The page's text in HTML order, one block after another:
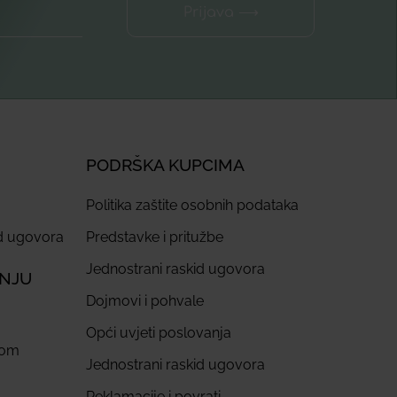
ugovora
PODRŠKA KUPCIMA
Politika zaštite osobnih podataka
Predstavke i pritužbe
Jednostrani raskid ugovora
Dojmovi i pohvale
Opći uvjeti poslovanja
Jednostrani raskid ugovora